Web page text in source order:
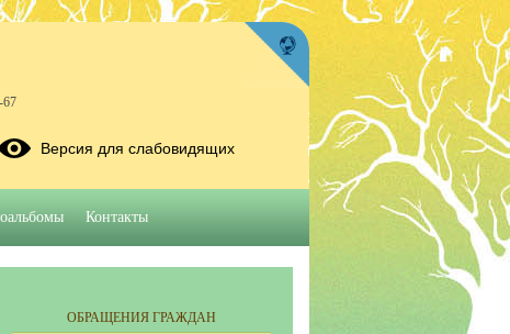
ОБРАЩЕНИЯ ГРАЖДАН
67
Версия для слабовидящих
Контакты